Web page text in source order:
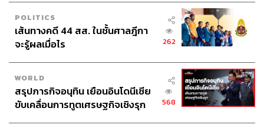
งานสำหรับเอดูคือการช่วยสร้างทีมจะไป ‘พร้อม’ และ ‘พีค’
ในช่วงเวลานั้นให้ได้ โดยที่คนที่จะต้องเป็นผู้นำของทีมคือ
อาร์เตตา ที่เขาเชื่อว่าเป็นคนที่มีความเหมาะสมในทุกด้าน
เพียงแต่จากผลงานที่เริ่มสะดุด อาร์เซนอลเริ่มตกเป็นทีมกลาง
ตารางในปี 2020 ทำให้เครื่องหมายคำถามเกิดขึ้น โดยเฉ
พาะต่อสแตน ครองเก เจ้าของสโมสรที่ต้องการสอบถาม
ความชัดเจนจากเอดู ว่าตกลงแล้วกุนซือคนหนุ่มคนนี้ยังไหว
ไหม?
POLITICS
เส้นทางคดี 44 สส. ในชั้นศาลฎีกา
จะรู้ผลเมื่อไร
262
WORLD
สรุปภารกิจอนุทิน เยือนอินโดนีเซีย
ขับเคลื่อนการทูตเศรษฐกิจเชิงรุก
568